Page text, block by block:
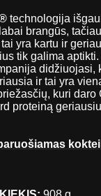
technologija
brangūs,
yra kartu ir
tik galima aptikti.
didžiuojasi,
ir tai yra
kuri daro
proteiną